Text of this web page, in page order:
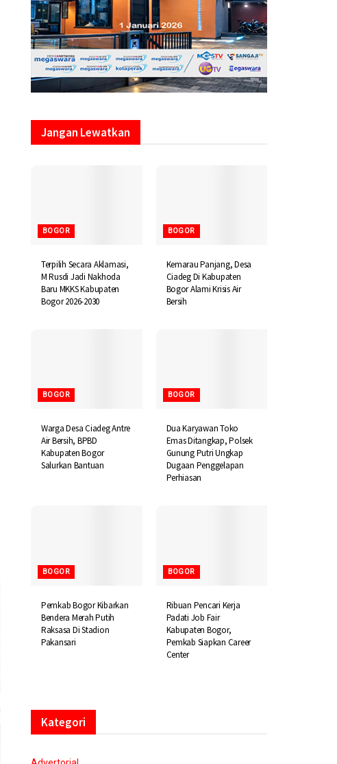
Jangan Lewatkan
BOGOR
Terpilih Secara Aklamasi,
M Rusdi Jadi Nakhoda
Baru MKKS Kabupaten
Bogor 2026-2030
BOGOR
Kemarau Panjang, Desa
Ciadeg Di Kabupaten
Bogor Alami Krisis Air
Bersih
BOGOR
Warga Desa Ciadeg Antre
Air Bersih, BPBD
Kabupaten Bogor
Salurkan Bantuan
BOGOR
Dua Karyawan Toko
Emas Ditangkap, Polsek
Gunung Putri Ungkap
Dugaan Penggelapan
Perhiasan
BOGOR
Pemkab Bogor Kibarkan
Bendera Merah Putih
Raksasa Di Stadion
Pakansari
BOGOR
Ribuan Pencari Kerja
Padati Job Fair
Kabupaten Bogor,
Pemkab Siapkan Career
Center
Kategori